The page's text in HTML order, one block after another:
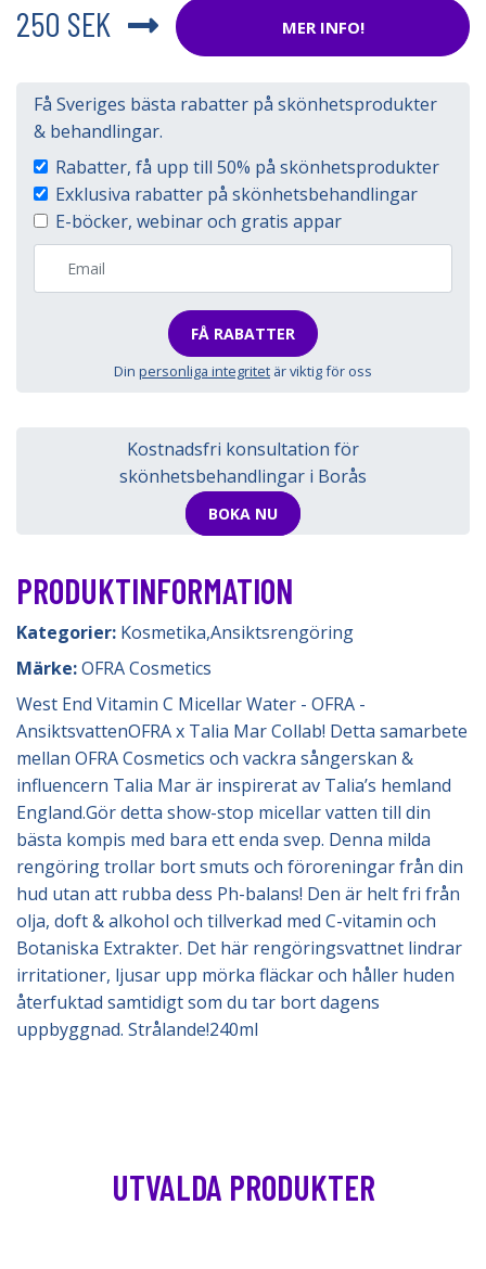
250 SEK
MER INFO!
Få Sveriges bästa rabatter på skönhetsprodukter
& behandlingar.
Rabatter, få upp till 50% på skönhetsprodukter
Exklusiva rabatter på skönhetsbehandlingar
E-böcker, webinar och gratis appar
FÅ RABATTER
Din personliga integritet är viktig för oss
Kostnadsfri konsultation för
skönhetsbehandlingar i Borås
BOKA NU
PRODUKTINFORMATION
Kategorier: Kosmetika,Ansiktsrengöring
Märke:OFRA Cosmetics
West End Vitamin C Micellar Water - OFRA -
AnsiktsvattenOFRA x Talia Mar Collab! Detta samarbete
mellan OFRA Cosmetics och vackra sångerskan &
influencern Talia Mar är inspirerat av Talia’s hemland
England.Gör detta show-stop micellar vatten till din
bästa kompis med bara ett enda svep. Denna milda
rengöring trollar bort smuts och föroreningar från din
hud utan att rubba dess Ph-balans! Den är helt fri från
olja, doft & alkohol och tillverkad med C-vitamin och
Botaniska Extrakter. Det här rengöringsvattnet lindrar
irritationer, ljusar upp mörka fläckar och håller huden
återfuktad samtidigt som du tar bort dagens
uppbyggnad. Strålande!240ml
UTVALDA PRODUKTER